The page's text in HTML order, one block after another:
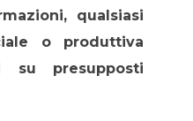
qualsiasi
o produttiva
su presupposti